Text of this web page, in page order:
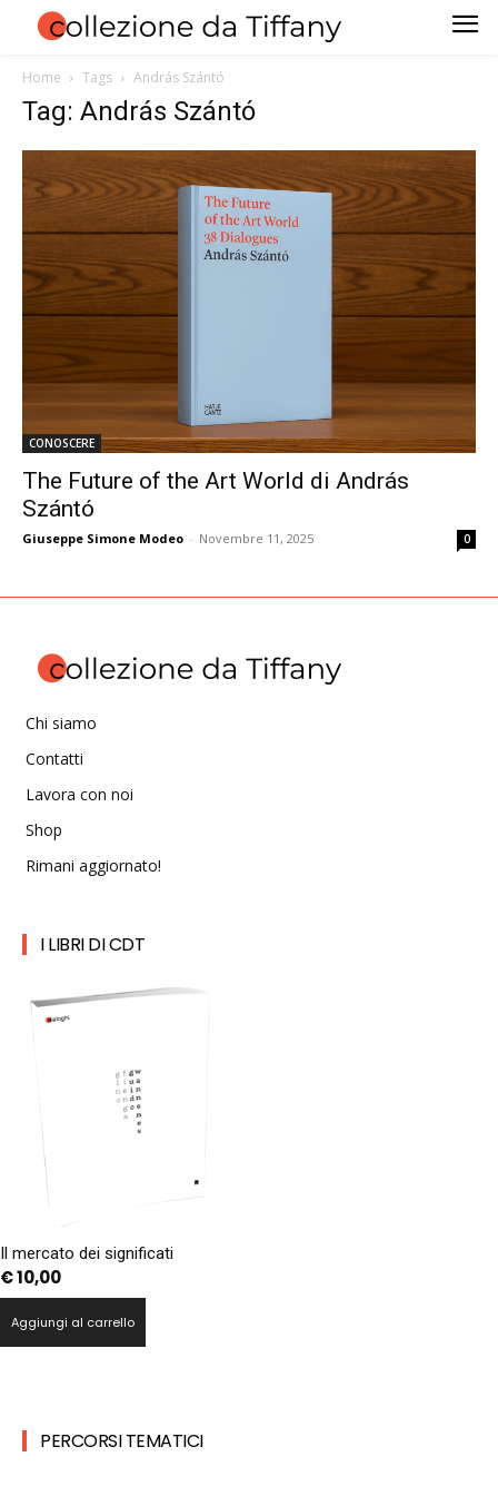
Home Tags András Szántó
Tag: András Szántó
CONOSCERE
The Future of the Art World di András
Szántó
Giuseppe Simone Modeo - Novembre 11, 2025 0
Chi siamo
Contatti
Lavora con noi
Shop
Rimani aggiornato!
I LIBRI DI CDT
Il mercato dei significati
€10,00
Aggiungi al carrello
PERCORSI TEMATICI